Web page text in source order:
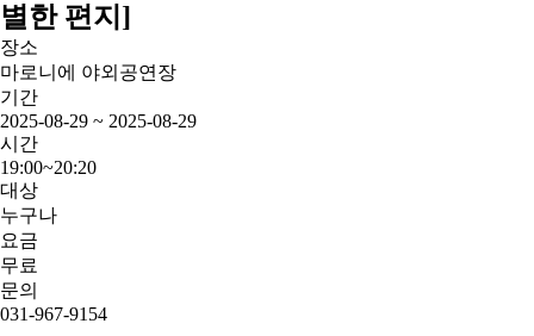
별한 편지]
장소
마로니에 야외공연장
기간
2025-08-29 ~ 2025-08-29
시간
19:00~20:20
대상
누구나
요금
무료
문의
031-967-9154